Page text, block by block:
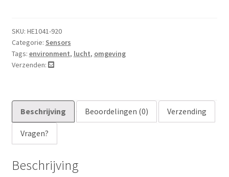
module
aantal
SKU: HE1041-920
Categorie: Sensors
Tags: environment, lucht, omgeving
Verzenden:
Beschrijving Beoordelingen (0) Verzending
Vragen?
Beschrijving